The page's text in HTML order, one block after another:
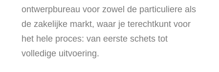
ontwerpbureau voor zowel de particuliere als
de zakelijke markt, waar je terechtkunt voor
het hele proces: van eerste schets tot
volledige uitvoering.